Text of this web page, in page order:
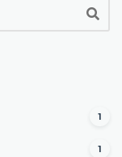
1
1